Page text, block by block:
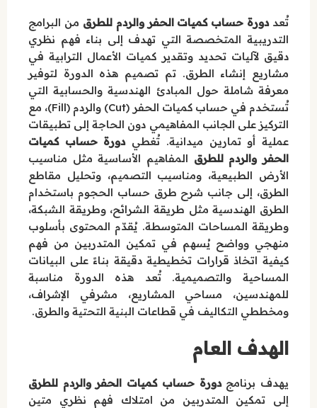
تُعددورة حساب كميات الحفر والردم للطرق من البرامج
التدريبية المتخصصة التي تهدف إلى بناء فهم نظري
دقيق لآليات تحديد وتقدير كميات الأعمال الترابية في
مشاريع إنشاء الطرق. تم تصميم هذه الدورة لتوفير
معرفة شاملة حول المبادئ الهندسية والحسابية التي
تُستخدم في حساب كميات الحفر (Cut) والردم (Fill)، مع
التركيز على الجانب المفاهيمي دون الحاجة إلى تطبيقات
عملية أو تمارين ميدانية. تُغطيدورة حساب كميات
الحفر والردم للطرق المفاهيم الأساسية مثل مناسيب
الأرض الطبيعية، ومناسيب التصميم، وتحليل مقاطع
الطرق، إلى جانب شرح طرق حساب الحجوم باستخدام
الطرق الهندسية مثل طريقة الشرائح، وطريقة الشبكة،
وطريقة المساحات المتوسطة. يُقدّم المحتوى بأسلوب
منهجي وواضح يُسهم في تمكين المتدربين من فهم
كيفية اتخاذ قرارات تخطيطية دقيقة بناءً على البيانات
المساحية والتصميمية. تُعد هذه الدورة مناسبة
للمهندسين، مساحي المشاريع، مشرفي الإشراف،
ومخططي التكاليف في قطاعات البنية التحتية والطرق.
الهدف العام
يهدف برنامجدورة حساب كميات الحفر والردم للطرق
إلى تمكين المتدربين من امتلاك فهم نظري متين